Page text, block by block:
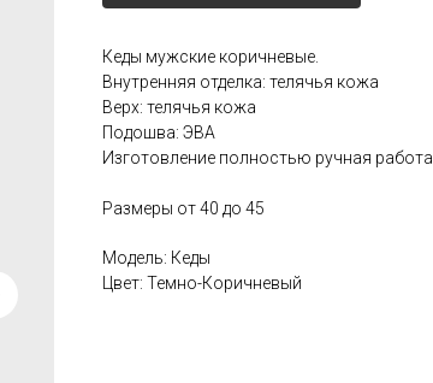
Кеды мужские коричневые.
Внутренняя отделка: телячья кожа
Верх: телячья кожа
Подошва: ЭВА
Изготовление полностью ручная работа
Размеры от 40 до 45
Модель: Кеды
Цвет: Темно-Коричневый